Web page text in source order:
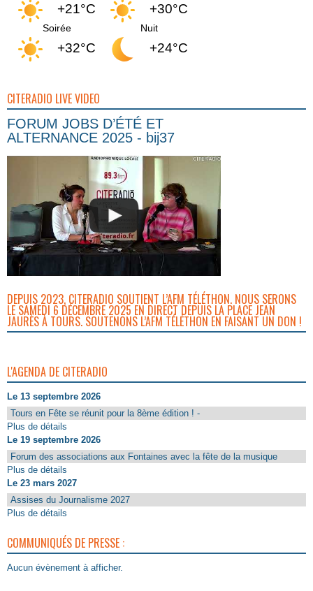
+21°C +30°C
Soirée
+32°C
Nuit
+24°C
CITERADIO LIVE VIDEO
FORUM JOBS D’ÉTÉ ET
ALTERNANCE 2025 - bij37
DEPUIS 2023, CITERADIO SOUTIENT L’AFM TÉLÉTHON. NOUS SERONS
LE SAMEDI 6 DÉCEMBRE 2025 EN DIRECT DEPUIS LA PLACE JEAN
JAURÈS À TOURS. SOUTENONS L’AFM TÉLÉTHON EN FAISANT UN DON !
L'AGENDA DE CITERADIO
Le 13 septembre 2026
Tours en Fête se réunit pour la 8ème édition ! -
Plus de détails
Le 19 septembre 2026
Forum des associations aux Fontaines avec la fête de la musique
Plus de détails
Le 23 mars 2027
Assises du Journalisme 2027
Plus de détails
COMMUNIQUÉS DE PRESSE :
Aucun évènement à afficher.